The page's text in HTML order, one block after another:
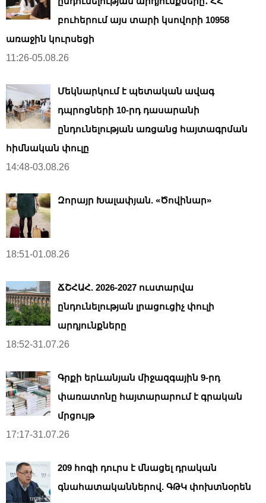
բուհերում այս տարի կսովորի 10958
առաջին կուրսեցի
11:26-05.08.26
Մեկնարկում է պետական ավագ
դպրոցների 10-րդ դասարանի
ընդունելության առցանց հայտագրման
հիմնական փուլը
14:48-03.08.26
Զորայր Խալափյան. «Ծովինար»
18:51-01.08.26
ՃՇՀԱՀ. 2026-2027 ուստարվա
ընդունելության լրացուցիչ փուլի
արդյունքները
18:52-31.07.26
Գրքի երևանյան միջազգային 9-րդ
փառատոնը հայտարարում է գրական
մրցույթ
17:17-31.07.26
209 հոգի դուրս է մնացել դրական
գնահատականներով. ԳԹԿ փոխտնօրեն